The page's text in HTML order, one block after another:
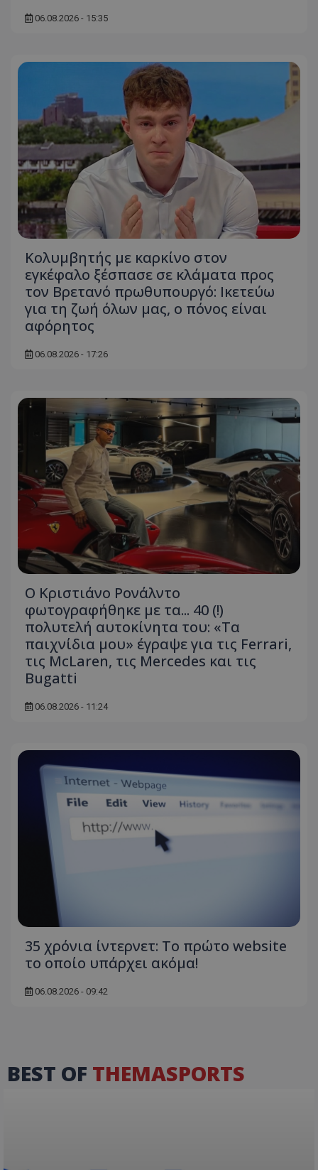
06.08.2026 - 15:35
Κολυμβητής με καρκίνο στον
εγκέφαλο ξέσπασε σε κλάματα προς
τον Βρετανό πρωθυπουργό: Ικετεύω
για τη ζωή όλων μας, ο πόνος είναι
αφόρητος
06.08.2026 - 17:26
Ο Κριστιάνο Ρονάλντο
φωτογραφήθηκε με τα... 40 (!)
πολυτελή αυτοκίνητα του: «Τα
παιχνίδια μου» έγραψε για τις Ferrari,
τις McLaren, τις Mercedes και τις
Bugatti
06.08.2026 - 11:24
35 χρόνια ίντερνετ: Το πρώτο website
το οποίο υπάρχει ακόμα!
06.08.2026 - 09:42
BEST OF THEMASPORTS